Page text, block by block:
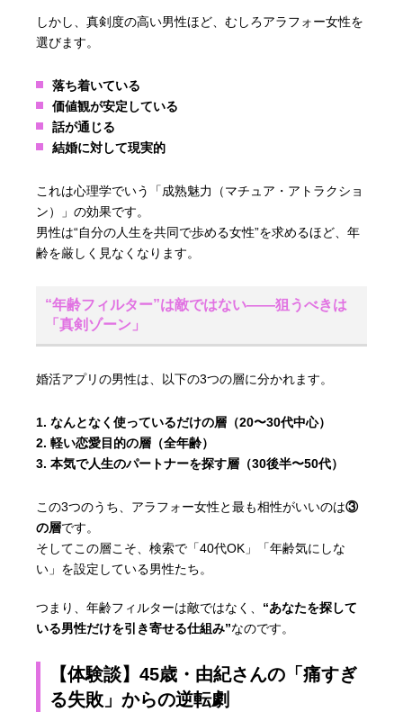
しかし、真剣度の高い男性ほど、むしろアラフォー女性を
選びます。
落ち着いている
価値観が安定している
話が通じる
結婚に対して現実的
これは心理学でいう「成熟魅力（マチュア・アトラクショ
ン）」の効果です。
男性は“自分の人生を共同で歩める女性”を求めるほど、年
齢を厳しく見なくなります。
“年齢フィルター”は敵ではない――狙うべきは
「真剣ゾーン」
婚活アプリの男性は、以下の3つの層に分かれます。
なんとなく使っているだけの層（20〜30代中心）
軽い恋愛目的の層（全年齢）
本気で人生のパートナーを探す層（30後半〜50代）
この3つのうち、アラフォー女性と最も相性がいいのは③
の層です。
そしてこの層こそ、検索で「40代OK」「年齢気にしな
い」を設定している男性たち。
つまり、年齢フィルターは敵ではなく、 “あなたを探して
いる男性だけを引き寄せる仕組み”なのです。
【体験談】45歳・由紀さんの「痛すぎ
る失敗」からの逆転劇